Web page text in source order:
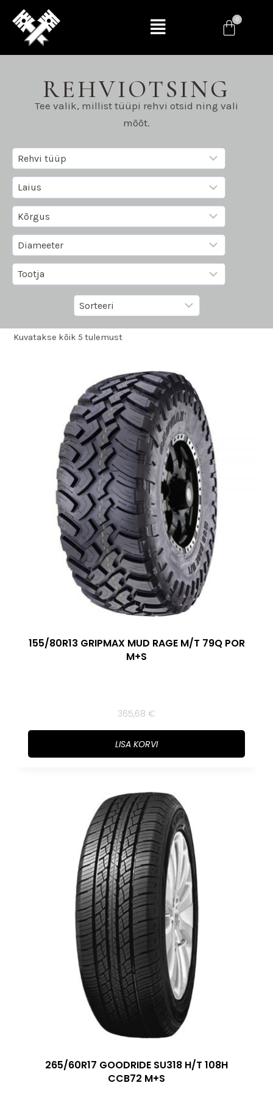
REHVIOTSING
Tee valik, millist tüüpi rehvi otsid ning vali
mõõt.
Kuvatakse kõik 5 tulemust
155/80R13 GRIPMAX MUD RAGE M/T 79Q POR
M+S
365,68 €
LISA KORVI
265/60R17 GOODRIDE SU318 H/T 108H
CCB72 M+S